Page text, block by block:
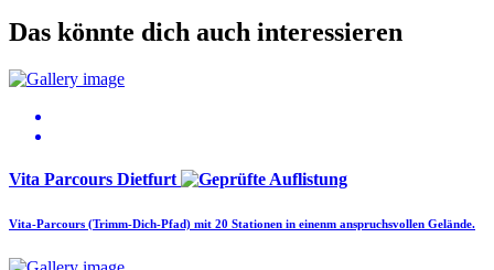
Das könnte dich auch interessieren
Vita Parcours Dietfurt
Vita-Parcours (Trimm-Dich-Pfad) mit 20 Stationen in einenm anspruchsvollen Gelände.